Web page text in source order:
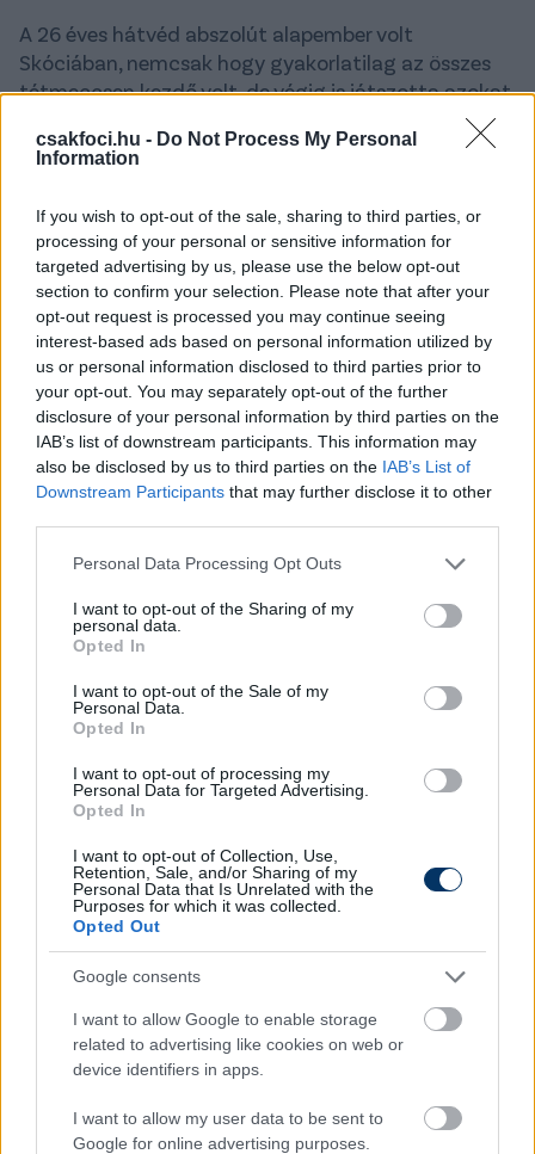
csakfoci.hu - Do Not Process My Personal
Information
If you wish to opt-out of the sale, sharing to third parties, or
processing of your personal or sensitive information for
targeted advertising by us, please use the below opt-out
section to confirm your selection. Please note that after your
opt-out request is processed you may continue seeing
interest-based ads based on personal information utilized by
us or personal information disclosed to third parties prior to
your opt-out. You may separately opt-out of the further
disclosure of your personal information by third parties on the
IAB’s list of downstream participants. This information may
also be disclosed by us to third parties on the IAB’s List of
Downstream Participants that may further disclose it to other
Please note that this website/app uses one or more Google
not limited to your visit or usage behaviour. You may click to
grant or deny consent to Google and its third-party tags to
use your data for below specified purposes in below Google
consent section.
Personal Data Processing Opt Outs
I want to opt-out of the Sharing of my
personal data.
Opted In
I want to opt-out of the Sale of my
Personal Data.
Opted In
I want to opt-out of processing my
Personal Data for Targeted Advertising.
Opted In
I want to opt-out of Collection, Use,
Retention, Sale, and/or Sharing of my
Personal Data that Is Unrelated with the
Purposes for which it was collected.
Opted Out
Google consents
I want to allow Google to enable storage
related to advertising like cookies on web or
device identifiers in apps.
I want to allow my user data to be sent to
Google for online advertising purposes.
A 26 éves hátvéd abszolút alapember volt
Skóciában, nemcsak hogy gyakorlatilag az összes
tétmeccsen kezdő volt, de végig is játszotta azokat.
volna már egyezkednie, rögzített áron élni tudott
azonban a labdarúgóval is meg kellett volna
állapodnia, és könnyen előfordulhat, hogy itt nem
sikerült a feleknek dűlőre jutniuk egymással. Emiatt
is fordulhatott elő, hogy Keresztes csak az utolsó
bajnokikon nem töltött kilencven perceket a pályán.
A Csakfoci információi szerint Keresztesnek a
Championshipből, azaz az angol másodosztályból
van komoly kérője egy olyan klub személyében,
amely középcsapatnak számított a ligában.Ezzel
a lehetséges igazolással pedig mind a védő, mind a
alternatíva (többször is elmondta, hogy Anglia az
álma), és
a Nyíregyháza is nagyobb átigazolási
díjért értékesítheti
, mint amennyit a Dundee
United rögzített áras kivásárlása jelentett volna.
Olvastad már?
Ez nagy csapás a Honvédnak: Zárt
kapuval kezdhetik az NB I-es szezont
Kispesten